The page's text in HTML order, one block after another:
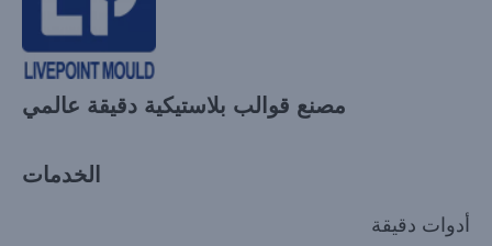
مصنع قوالب بلاستيكية دقيقة عالمي
الخدمات
أدوات دقيقة